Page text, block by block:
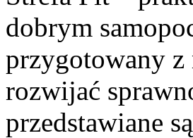
dobrym
przygotowany z
rozwijać
przedstawiane